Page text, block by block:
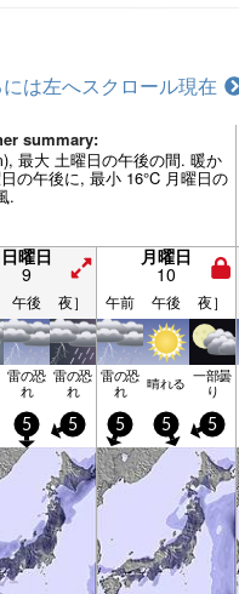
は左へスクロール現在
summary:
最大 土曜日の午後の間. 暖か
の午後に, 最小 16°C 月曜日の
.
日曜日
9
月曜日
10
午後 夜］ 午前 午後 夜］
雷の恐
れ
雷の恐
れ
雷の恐
れ 晴れる 一部曇
り
5 5 5 5 5